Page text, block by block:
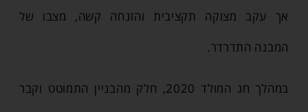
אך עקב מצוקה תקציבית והזנחה קשה, מצבו של
המבנה התדרדר.
במהלך חג המולד 2020, חלק מהבניין התמוטט וקבר